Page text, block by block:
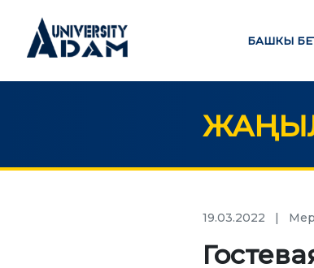
БАШКЫ
Кыргызча English
19.03.2022 |